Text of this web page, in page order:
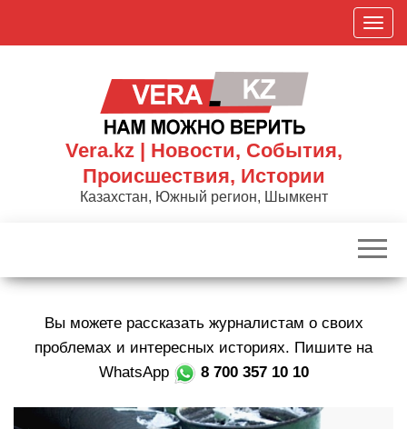
П
о
к
р
Vera.kz | Новости, События,
Происшествия, Истории
Казахстан, Южный регион, Шымкент
Вы можете рассказать журналистам о своих
проблемах и интересных историях. Пишите на
WhatsApp
8 700 357 10 10